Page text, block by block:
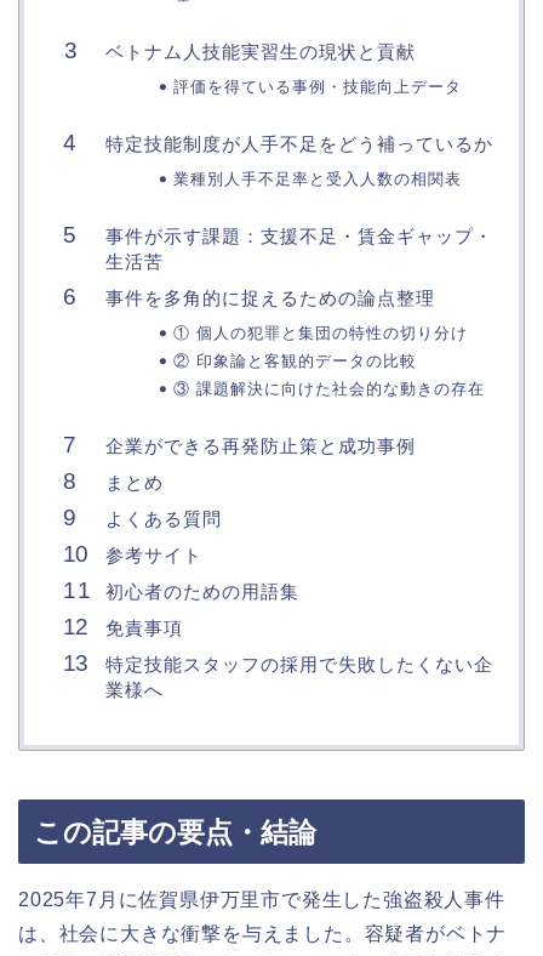
ベトナム人技能実習生の現状と貢献
評価を得ている事例・技能向上データ
特定技能制度が人手不足をどう補っているか
業種別人手不足率と受入人数の相関表
事件が示す課題：支援不足・賃金ギャップ・
生活苦
事件を多角的に捉えるための論点整理
① 個人の犯罪と集団の特性の切り分け
② 印象論と客観的データの比較
③ 課題解決に向けた社会的な動きの存在
企業ができる再発防止策と成功事例
まとめ
よくある質問
参考サイト
初心者のための用語集
免責事項
特定技能スタッフの採用で失敗したくない企
業様へ
この記事の要点・結論
2025年7月に佐賀県伊万里市で発生した強盗殺人事件
は、社会に大きな衝撃を与えました。容疑者がベトナ